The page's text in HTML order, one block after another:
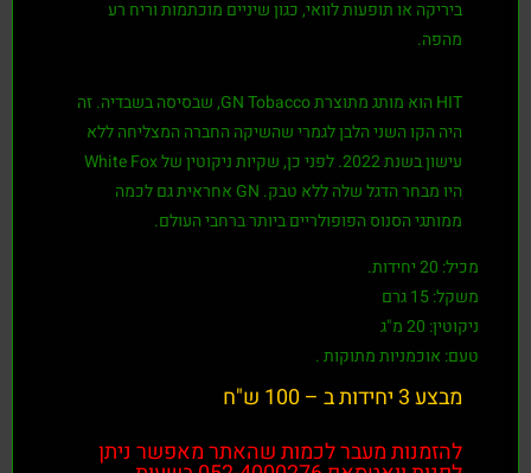
ביריקה או תופעות לוואי, כגון שיניים מוכתמות וריח רע
מהפה.
HIT הוא מותג מתוצרת GN Tobacco, שבסיסה בשבדיה. זה
היה הקו השני הלבן לגמרי שהשיקה החברה המצליחה ללא
עישון בשנת 2022. לפני כן, שקיות ניקוטין של White Fox
היו מבחר הדגל שלה ללא טבק. GN אחראית גם לכמה
ממותגי הסנוס הפופולריים ביותר ברחבי העולם.
מכיל: 20 יחידות.
משקל: 15 גרם
ניקוטין: 20 מ"ג
טעם: אוכמניות מתוקות .
מבצע 3 יחידות ב – 100 ש"ח
להזמנות מעבר לכמות שהאתר מאפשר ניתן